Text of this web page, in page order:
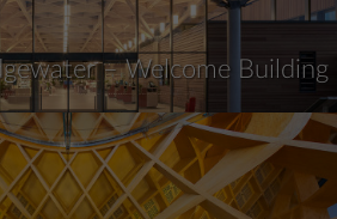
– Welcome Building